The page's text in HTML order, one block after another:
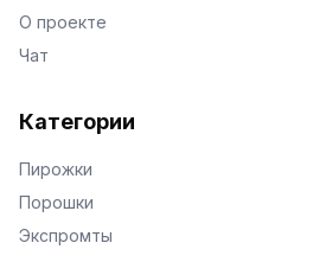
О проекте
Чат
Категории
Пирожки
Порошки
Экспромты